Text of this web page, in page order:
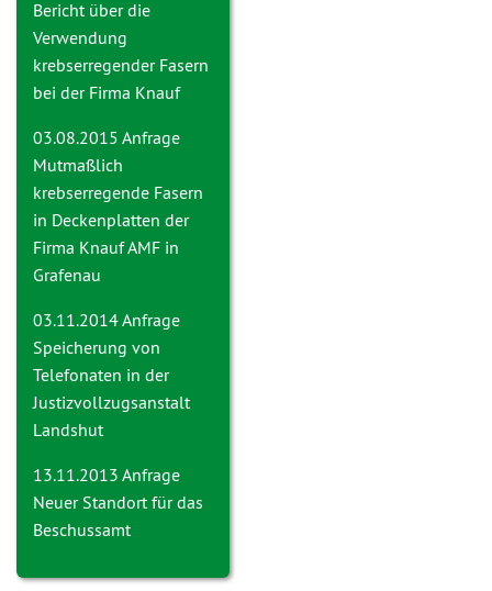
Bericht über die
Verwendung
krebserregender Fasern
bei der Firma Knauf
03.08.2015 Anfrage
Mutmaßlich
krebserregende Fasern
in Deckenplatten der
Firma Knauf AMF in
Grafenau
03.11.2014 Anfrage
Speicherung von
Telefonaten in der
Justizvollzugsanstalt
Landshut
13.11.2013 Anfrage
Neuer Standort für das
Beschussamt